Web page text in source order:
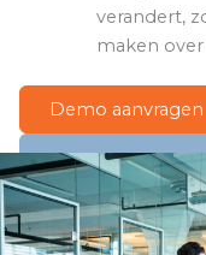
verandert,
maken
Demo aanvragen